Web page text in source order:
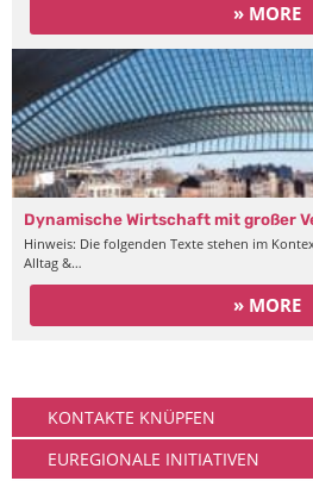
» MORE
Dynamische Wirtschaft mit großer
Hinweis: Die folgenden Texte stehen im
Alltag &…
» MORE
KONTAKTE KNÜPFEN
EUREGIONALE INITIATIVEN